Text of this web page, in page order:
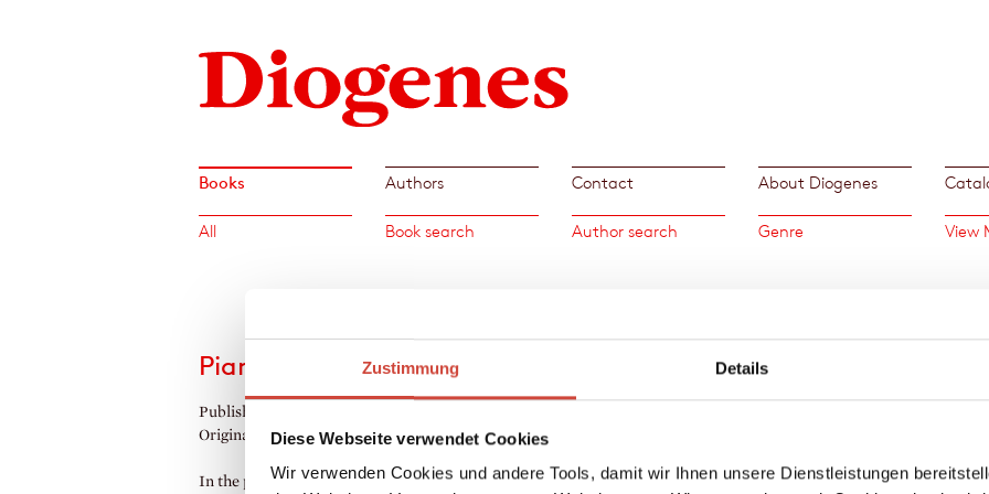
Zustimmung Details
Diese Webseite verwendet Cookies
Wir verwenden Cookies und andere Tools, damit wir Ihnen unsere Dienstleistungen
Books Authors Contact About Diogenes
All Book search Author search Genre View
Piano Bar
Published by Diogenes as
Original Title:Pianobar
In the piano bar, anything can happen: strange
Udo